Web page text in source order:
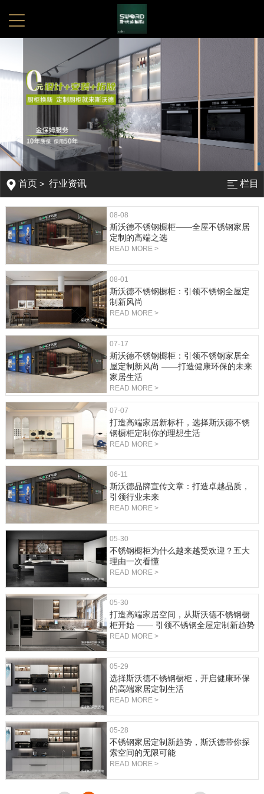
首页 >行业资讯 栏目
08-08
斯沃德不锈钢橱柜——全屋不锈钢家居
定制的高端之选
READ MORE >
08-01
斯沃德不锈钢橱柜：引领不锈钢全屋定
制新风尚
READ MORE >
07-17
斯沃德不锈钢橱柜：引领不锈钢家居全
屋定制新风尚 ——打造健康环保的未来
家居生活
READ MORE >
07-07
打造高端家居新标杆，选择斯沃德不锈
钢橱柜定制你的理想生活
READ MORE >
06-11
斯沃德品牌宣传文章：打造卓越品质，
引领行业未来
READ MORE >
05-30
不锈钢橱柜为什么越来越受欢迎？五大
理由一次看懂
READ MORE >
05-30
打造高端家居空间，从斯沃德不锈钢橱
柜开始 —— 引领不锈钢全屋定制新趋势
READ MORE >
05-29
选择斯沃德不锈钢橱柜，开启健康环保
的高端家居定制生活
READ MORE >
05-28
不锈钢家居定制新趋势，斯沃德带你探
索空间的无限可能
READ MORE >